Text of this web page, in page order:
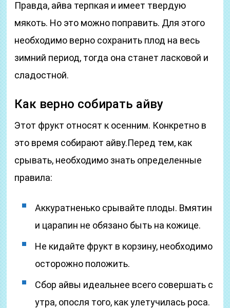
Правда, айва терпкая и имеет твердую
мякоть. Но это можно поправить. Для этого
необходимо верно сохранить плод на весь
зимний период, тогда она станет ласковой и
сладостной.
Как верно собирать айву
Этот фрукт относят к осенним. Конкретно в
это время собирают айву.Перед тем, как
срывать, необходимо знать определенные
правила:
Аккуратненько срывайте плоды. Вмятин
и царапин не обязано быть на кожице.
Не кидайте фрукт в корзину, необходимо
осторожно положить.
Сбор айвы идеальнее всего совершать с
утра, опосля того, как улетучилась роса.